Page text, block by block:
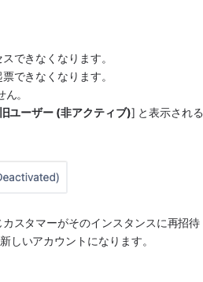
できなくなります。
できなくなります。
。
ユーザー (非アクティブ)] と表示される
スタマーがそのインスタンスに再招待
しいアカウントになります。